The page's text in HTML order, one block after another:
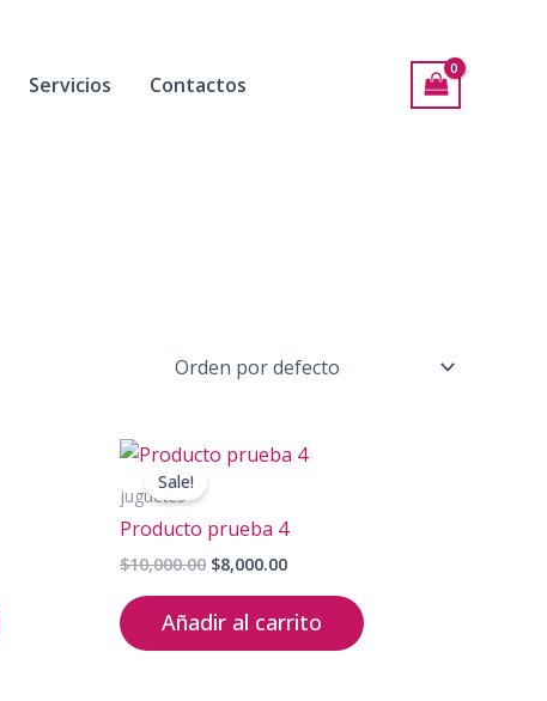
Servicios Contactos
Sale!
juguetes
Producto prueba 4
$10,000.00 Original
$10,000.00.
$8,000.00Current
$8,000.00.
Añadir al carrito